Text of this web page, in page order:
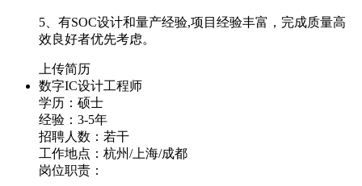
5、有SOC设计和量产经验,项目经验丰富，完成质量高
效良好者优先考虑。
上传简历
数字IC设计工程师
学历：硕士
经验：3-5年
招聘人数：若干
工作地点：杭州/上海/成都
岗位职责：